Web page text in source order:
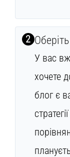
2
У вас
хочете
блог є